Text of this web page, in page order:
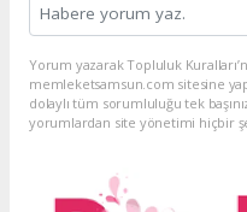
Yorum yazarak Topluluk
memleketsamsun.com sitesine
dolaylı tüm sorumluluğu tek
yorumlardan site yönetimi hiçbir